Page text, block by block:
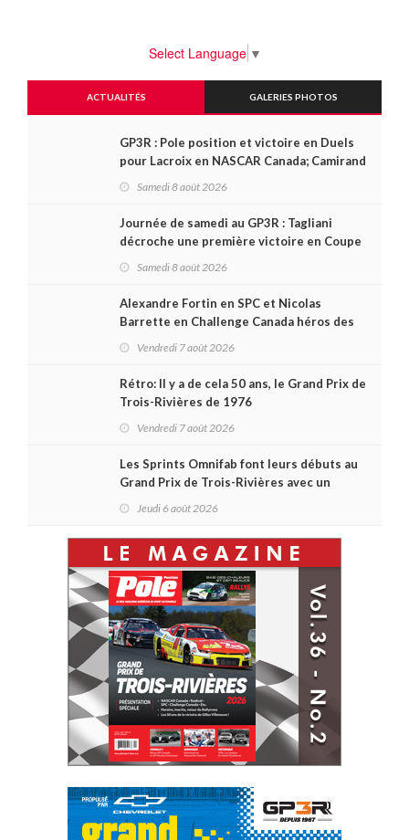
Select Language ▼
ACTUALITÉS GALERIES PHOTOS
GP3R : Pole position et victoire en Duels
pour Lacroix en NASCAR Canada; Camirand
Samedi 8 août 2026
Journée de samedi au GP3R : Tagliani
décroche une première victoire en Coupe
Samedi 8 août 2026
Alexandre Fortin en SPC et Nicolas
Barrette en Challenge Canada héros des
Vendredi 7 août 2026
Rétro: Il y a de cela 50 ans, le Grand Prix de
Trois-Rivières de 1976
Vendredi 7 août 2026
Les Sprints Omnifab font leurs débuts au
Grand Prix de Trois-Rivières avec un
Jeudi 6 août 2026